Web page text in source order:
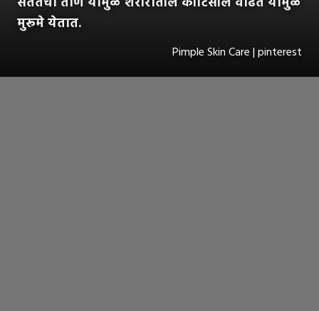
मुरूमे येतात.
Pimple Skin Care | pinterest